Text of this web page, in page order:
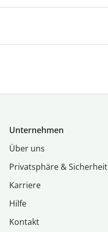
Unternehmen
Über uns
Privatsphäre & Sicherheit
Karriere
Hilfe
Kontakt